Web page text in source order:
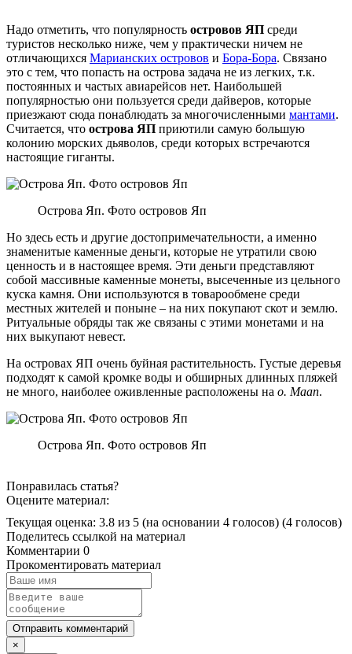
Надо отметить, что популярность островов ЯП среди
туристов несколько ниже, чем у практически ничем не
отличающихся Марианских островов и Бора-Бора. Связано
это с тем, что попасть на острова задача не из легких, т.к.
постоянных и частых авиарейсов нет. Наибольшей
популярностью они пользуется среди дайверов, которые
приезжают сюда понаблюдать за многочисленными мантами.
Считается, что острова ЯП приютили самую большую
колонию морских дьяволов, среди которых встречаются
настоящие гиганты.
Острова Яп. Фото островов Яп
Но здесь есть и другие достопримечательности, а именно
знаменитые каменные деньги, которые не утратили свою
ценность и в настоящее время. Эти деньги представляют
собой массивные каменные монеты, высеченные из цельного
куска камня. Они используются в товарообмене среди
местных жителей и поныне – на них покупают скот и землю.
Ритуальные обряды так же связаны с этими монетами и на
них выкупают невест.
На островах ЯП очень буйная растительность. Густые деревья
подходят к самой кромке воды и обширных длинных пляжей
не много, наиболее оживленные расположены на о. Маап.
Острова Яп. Фото островов Яп
Понравилась статья?
Оцените материал:
Текущая оценка: 3.8 из 5 (на основании 4 голосов) (4 голосов)
Поделитесь ссылкой на материал
Комментарии 0
Прокоментировать материал
Отправить комментарий
×